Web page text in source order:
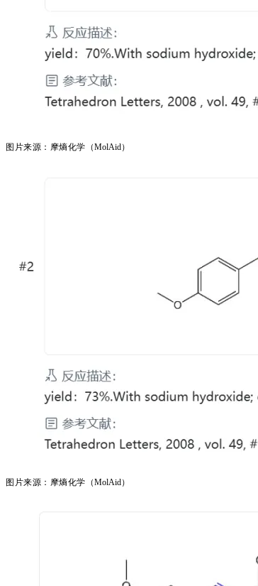
图片来源：摩熵化学（MolAid）
图片来源：摩熵化学（MolAid）